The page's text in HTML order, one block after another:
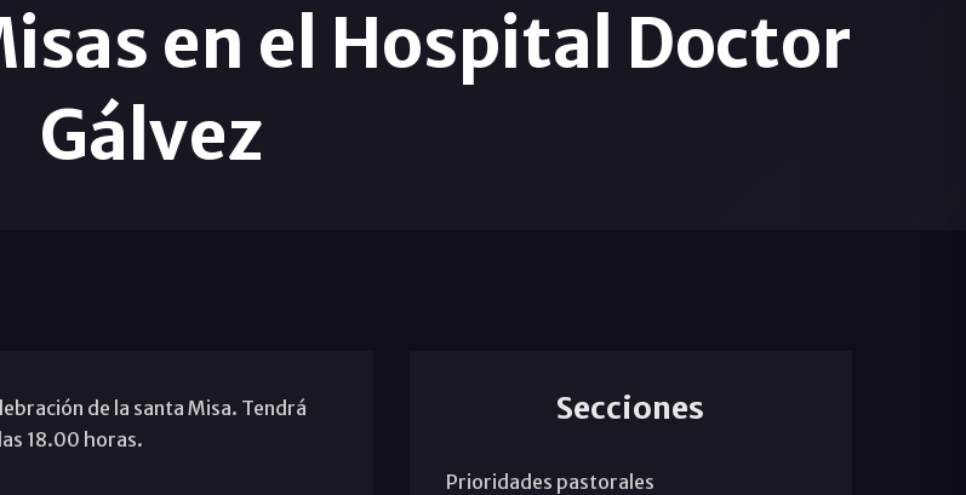
en el Hospital Doctor
Gálvez
de la santa Misa. Tendrá
18.00 horas.
Secciones
Prioridades pastorales